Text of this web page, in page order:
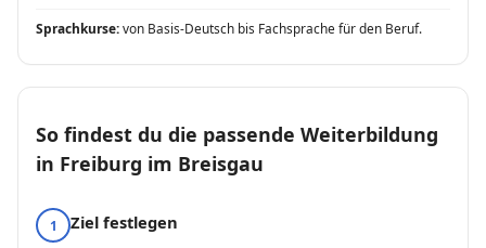
Sprachkurse:von Basis-Deutsch bis Fachsprache für den Beruf.
So findest du die passende Weiterbildung
in Freiburg im Breisgau
1 Ziel festlegen